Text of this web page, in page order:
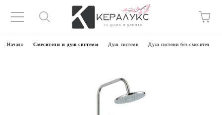
Начало Смесители и душ системи Душ системи Душ системи без смесител